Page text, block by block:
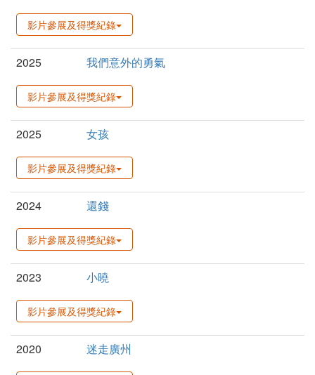
影片參展及得獎紀錄
2025 我們意外的勇氣
影片參展及得獎紀錄
2025 女孩
影片參展及得獎紀錄
2024 還錢
影片參展及得獎紀錄
2023 小曉
影片參展及得獎紀錄
2020 迷走廣州